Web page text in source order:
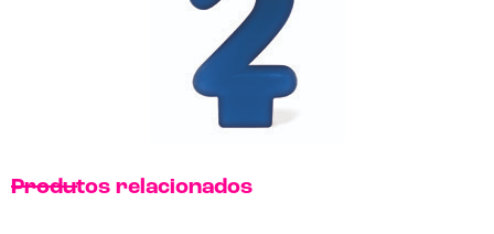
Produtos relacionados